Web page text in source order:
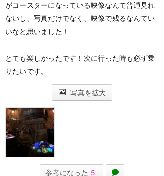
がコースターになっている映像なんて普通見れ
ないし、写真だけでなく、映像で残るなんてい
いなと思いました！
とても楽しかったです！次に行った時も必ず乗
りたいです。
写真を拡大
参考になった 5